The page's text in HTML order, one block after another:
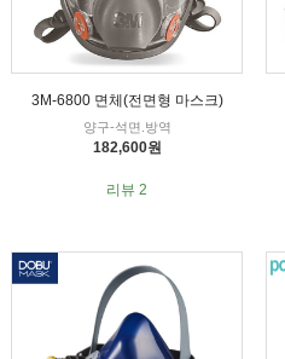
3M-6800 면체(전면형 마스크)
양구-석면.방역
182,600원
리뷰 2